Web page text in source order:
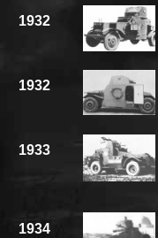
1932
1932
1933
1934